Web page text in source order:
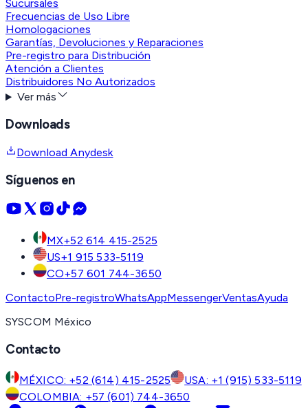
Sucursales
Frecuencias de Uso Libre
Homologaciones
Garantías, Devoluciones y Reparaciones
Pre-registro para Distribución
Atención a Clientes
Distribuidores No Autorizados
Ver más
Downloads
Download Anydesk
Síguenos en
MX+52 614 415-2525
US+1 915 533-5119
CO+57 601 744-3650
ContactoPre-registroWhatsAppMessengerVentasAyuda
SYSCOM México
Contacto
MÉXICO: +52 (614) 415-2525
USA: +1 (915) 533-5119
COLOMBIA: +57 (601) 744-3650